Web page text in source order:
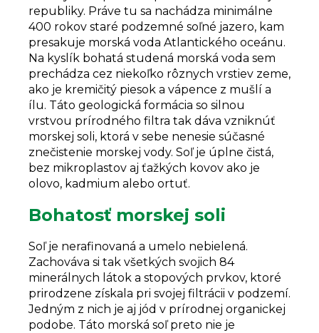
republiky. Práve tu sa nachádza minimálne
400 rokov staré podzemné soľné jazero, kam
presakuje morská voda Atlantického oceánu.
Na kyslík bohatá studená morská voda sem
prechádza cez niekoľko rôznych vrstiev zeme,
ako je kremičitý piesok a vápence z mušlí a
ílu. Táto geologická formácia so silnou
vrstvou prírodného filtra tak dáva vzniknúť
morskej soli, ktorá v sebe nenesie súčasné
znečistenie morskej vody. Soľ je úplne čistá,
bez mikroplastov aj ťažkých kovov ako je
olovo, kadmium alebo ortuť.
Bohatosť morskej soli
Soľ je nerafinovaná a umelo nebielená.
Zachováva si tak všetkých svojich 84
minerálnych látok a stopových prvkov, ktoré
prirodzene získala pri svojej filtrácii v podzemí.
Jedným z nich je aj jód v prírodnej organickej
podobe. Táto morská soľ preto nie je